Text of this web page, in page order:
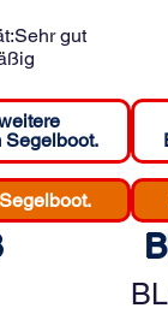
Sehr gut
Segelboot.